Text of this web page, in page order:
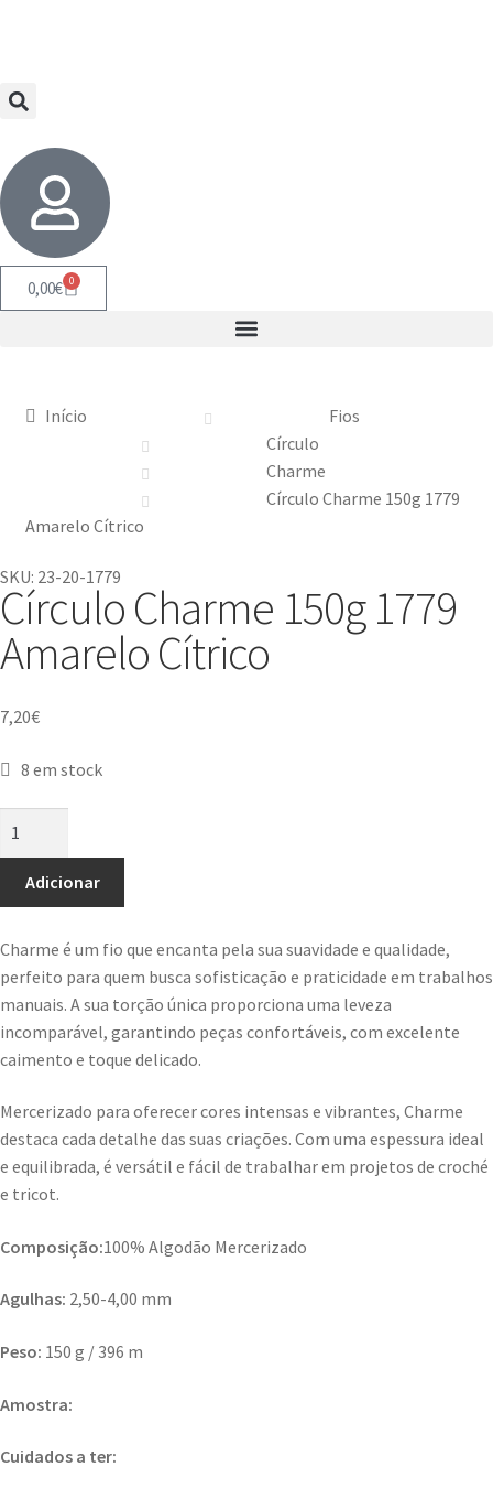
0,00€ 0
Início
Fios
Círculo
Charme
Círculo Charme 150g 1779
Amarelo Cítrico
SKU: 23-20-1779
Círculo Charme 150g 1779
Amarelo Cítrico
7,20€
8 em stock
Adicionar
Charme é um fio que encanta pela sua suavidade e qualidade,
perfeito para quem busca sofisticação e praticidade em trabalhos
manuais. A sua torção única proporciona uma leveza
incomparável, garantindo peças confortáveis, com excelente
caimento e toque delicado.
Mercerizado para oferecer cores intensas e vibrantes, Charme
destaca cada detalhe das suas criações. Com uma espessura ideal
e equilibrada, é versátil e fácil de trabalhar em projetos de croché
e tricot.
Composição:100% Algodão Mercerizado
Agulhas: 2,50-4,00 mm
Peso: 150 g / 396 m
Amostra:
Cuidados a ter: